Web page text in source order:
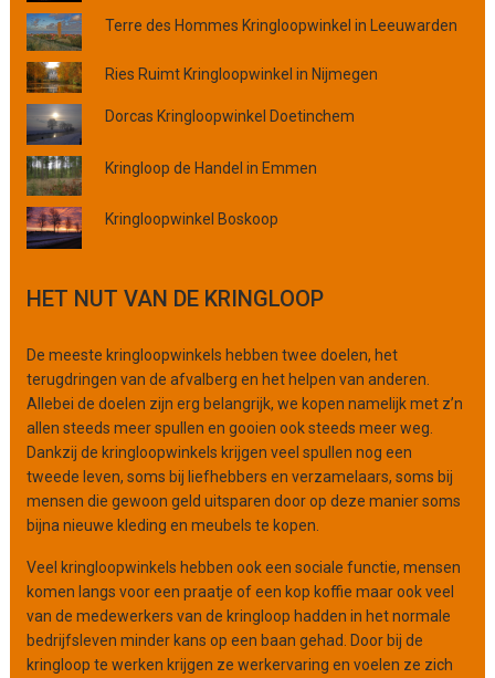
o
v
i
n
i
e
o
f
o
a
i
s
a
t
i
e
Terre des Hommes Kringloopwinkel in Leeuwarden
Ries Ruimt Kringloopwinkel in Nijmegen
Dorcas Kringloopwinkel Doetinchem
Kringloop de Handel in Emmen
Kringloopwinkel Boskoop
HET NUT VAN DE KRINGLOOP
De meeste kringloopwinkels hebben twee doelen, het
terugdringen van de afvalberg en het helpen van anderen.
Allebei de doelen zijn erg belangrijk, we kopen namelijk met z’n
allen steeds meer spullen en gooien ook steeds meer weg.
Dankzij de kringloopwinkels krijgen veel spullen nog een
tweede leven, soms bij liefhebbers en verzamelaars, soms bij
mensen die gewoon geld uitsparen door op deze manier soms
bijna nieuwe kleding en meubels te kopen.
Veel kringloopwinkels hebben ook een sociale functie, mensen
komen langs voor een praatje of een kop koffie maar ook veel
van de medewerkers van de kringloop hadden in het normale
bedrijfsleven minder kans op een baan gehad. Door bij de
kringloop te werken krijgen ze werkervaring en voelen ze zich